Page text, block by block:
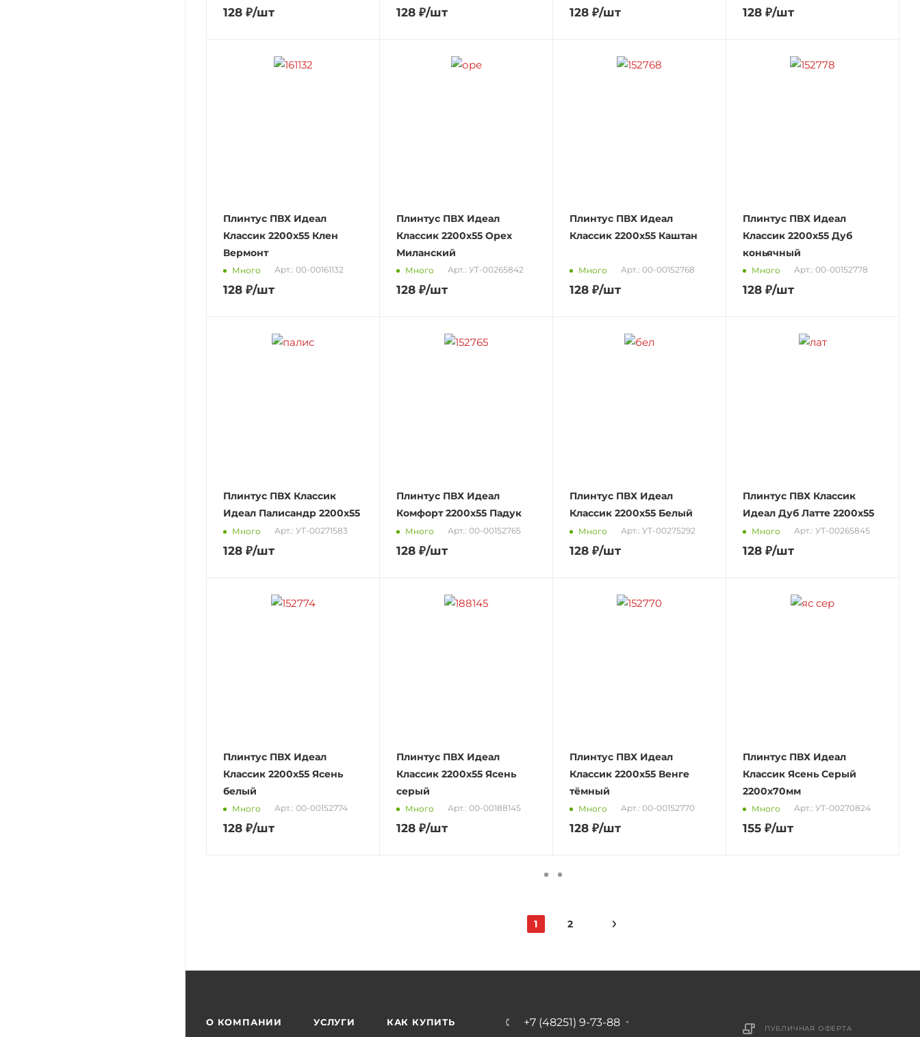
128 ₽/шт 128 ₽/шт 128 ₽/шт 128 ₽/шт
Плинтус ПВХ Идеал
Классик 2200х55 Клен
Вермонт
Много Арт.: 00-00161132
128 ₽/шт
Плинтус ПВХ Идеал
Классик 2200х55 Орех
Миланский
Много Арт.: УТ-00265842
128 ₽/шт
Плинтус ПВХ Идеал
Классик 2200х55 Каштан
Много Арт.: 00-00152768
128 ₽/шт
Плинтус ПВХ Идеал
Классик 2200х55 Дуб
коньячный
Много Арт.: 00-00152778
128 ₽/шт
Плинтус ПВХ Классик
Идеал Палисандр 2200х55
Много Арт.: УТ-00271583
128 ₽/шт
Плинтус ПВХ Идеал
Комфорт 2200х55 Падук
Много Арт.: 00-00152765
128 ₽/шт
Плинтус ПВХ Идеал
Классик 2200х55 Белый
Много Арт.: УТ-00275292
128 ₽/шт
Плинтус ПВХ Классик
Идеал Дуб Латте 2200х55
Много Арт.: УТ-00265845
128 ₽/шт
Плинтус ПВХ Идеал
Классик 2200х55 Ясень
белый
Много Арт.: 00-00152774
128 ₽/шт
Плинтус ПВХ Идеал
Классик 2200х55 Ясень
серый
Много Арт.: 00-00188145
128 ₽/шт
Плинтус ПВХ Идеал
Классик 2200х55 Венге
тёмный
Много Арт.: 00-00152770
128 ₽/шт
Плинтус ПВХ Идеал
Классик Ясень Серый
2200х70мм
Много Арт.: УТ-00270824
155 ₽/шт
1 2
О КОМПАНИИ УСЛУГИ КАК КУПИТЬ +7 (48251) 9-73-88 ПУБЛИЧНАЯ ОФЕРТА